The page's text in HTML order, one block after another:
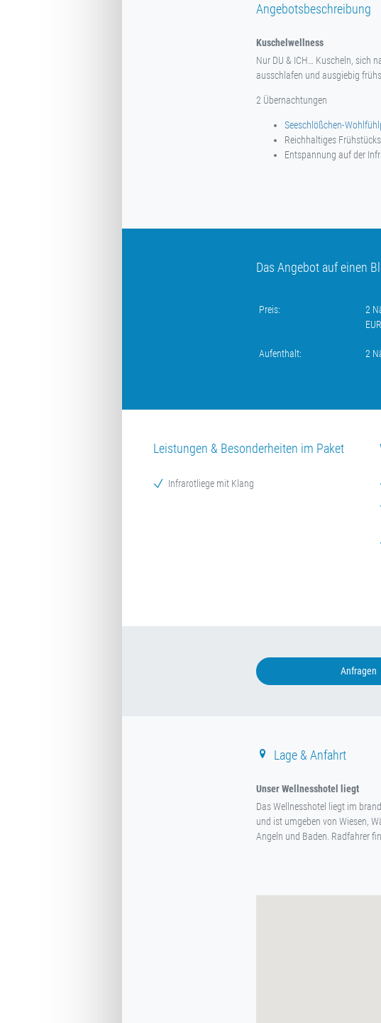
Angebotsbeschreibung
Kuschelwellness
Nur DU & ICH… Kuscheln, sich
ausschlafen und ausgiebig
2 Übernachtungen
Seeschlößchen-
Reichhaltiges
Entspannung auf der
Das Angebot auf einen
Preis:
2
EUR
Aufenthalt: 2
Leistungen & Besonderheiten im Paket
Infrarotliege mit Klang
Anfragen
Lage & Anfahrt
Unser Wellnesshotel liegt
Das Wellnesshotel liegt im
und ist umgeben von Wiesen,
Angeln und Baden. Radfahrer